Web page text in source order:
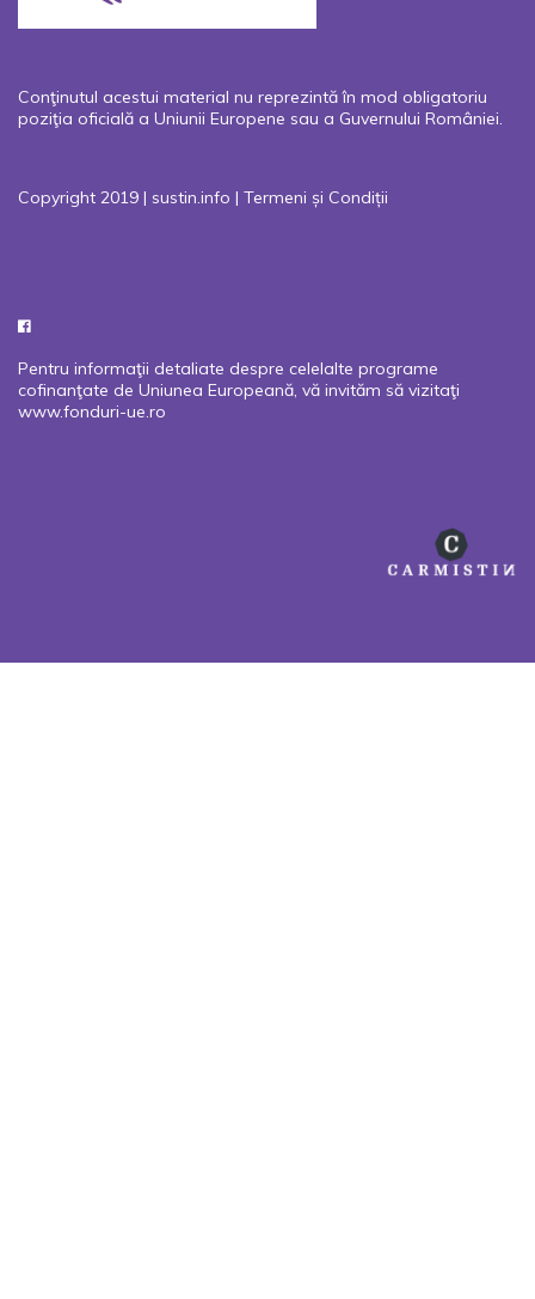
Conţinutul acestui material nu reprezintă în mod obligatoriu
poziţia oficială a Uniunii Europene sau a Guvernului României.
Copyright 2019 | sustin.info | Termeni și Condiții
Pentru informaţii detaliate despre celelalte programe
cofinanţate de Uniunea Europeană, vă invităm să vizitaţi
www.fonduri-ue.ro